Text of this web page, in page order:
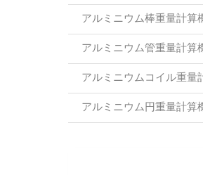
アルミニウム棒重量計算
アルミニウム管重量計算
アルミニウムコイル重量
アルミニウム円重量計算